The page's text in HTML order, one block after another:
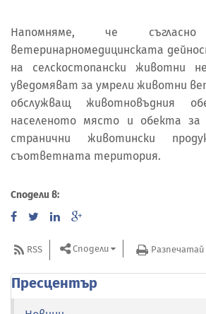
Напомняме, че
ветеринарномедицинската
на селскостопански животни
уведомяват за умрели животни
обслужващ животновъдния
населеното място и обекта за
странични животински
съответната територия.
Сподели в:
RSS Сподели Разпечатай
Пресцентър